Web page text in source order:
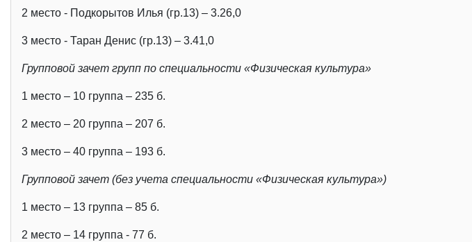
2 место - Подкорытов Илья (гр.13) – 3.26,0
3 место - Таран Денис (гр.13) – 3.41,0
Групповой зачет групп по специальности «Физическая культура»
1 место – 10 группа – 235 б.
2 место – 20 группа – 207 б.
3 место – 40 группа – 193 б.
Групповой зачет (без учета специальности «Физическая культура»)
1 место – 13 группа – 85 б.
2 место – 14 группа - 77 б.